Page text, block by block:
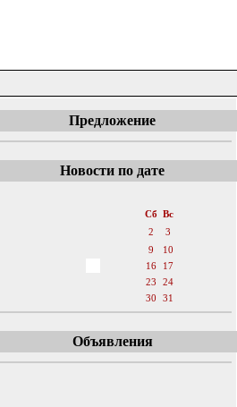
Предложение
Новости по дате
Сб Вс
2
3
9
10
16
17
23
24
30 31
Объявления